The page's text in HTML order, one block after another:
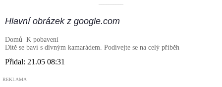
––––––––––
Hlavní obrázek z google.com
Domů K pobavení
Dítě se baví s divným kamarádem. Podívejte se na celý příběh
Přidal: 21.05 08:31
REKLAMA